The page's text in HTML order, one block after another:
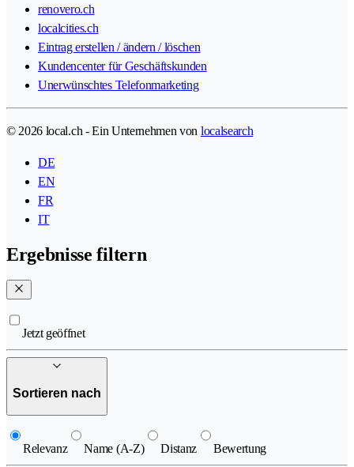
renovero.ch
localcities.ch
Eintrag erstellen / ändern / löschen
Kundencenter für Geschäftskunden
Unerwünschtes Telefonmarketing
© 2026 local.ch - Ein Unternehmen von localsearch
DE
EN
FR
IT
Ergebnisse filtern
Jetzt geöffnet
Sortieren nach
Relevanz Name (A-Z) Distanz Bewertung